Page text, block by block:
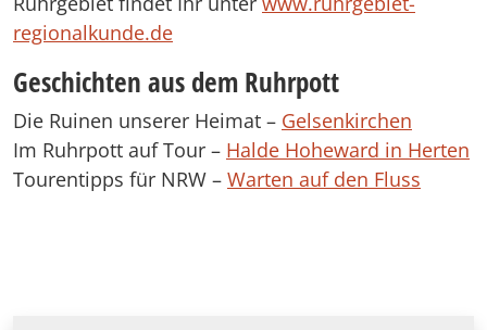
regionalkunde.de
Geschichten aus dem Ruhrpott
Die Ruinen unserer Heimat – Gelsenkirchen
Im Ruhrpott auf Tour – Halde Hoheward in Herten
Tourentipps für NRW – Warten auf den Fluss